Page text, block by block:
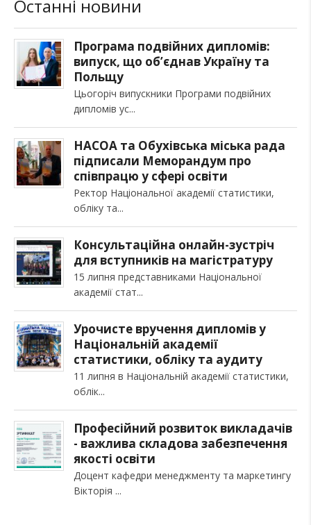
Останні новини
Програма подвійних дипломів:
випуск, що об’єднав Україну та
Польщу
Цьогоріч випускники Програми подвійних
дипломів ус
НАСОА та Обухівська міська рада
підписали Меморандум про
співпрацю у сфері освіти
Ректор Національної академії статистики,
обліку та
Консультаційна онлайн-зустріч
для вступників на магістратуру
15 липня представниками Національної
академії стат
Урочисте вручення дипломів у
Національній академії
статистики, обліку та аудиту
11 липня в Національній академії статистики,
облік
Професійний розвиток викладачів
- важлива складова забезпечення
якості освіти
Доцент кафедри менеджменту та маркетингу
Вікторія